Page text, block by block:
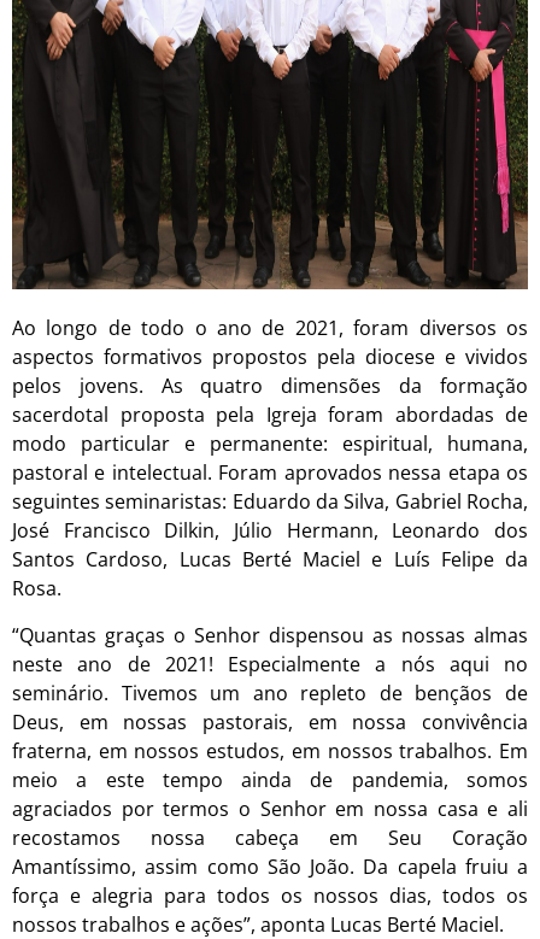
Ao longo de todo o ano de 2021, foram diversos os
aspectos formativos propostos pela diocese e vividos
pelos jovens. As quatro dimensões da formação
sacerdotal proposta pela Igreja foram abordadas de
modo particular e permanente: espiritual, humana,
pastoral e intelectual. Foram aprovados nessa etapa os
seguintes seminaristas: Eduardo da Silva, Gabriel Rocha,
José Francisco Dilkin, Júlio Hermann, Leonardo dos
Santos Cardoso, Lucas Berté Maciel e Luís Felipe da
Rosa.
“Quantas graças o Senhor dispensou as nossas almas
neste ano de 2021! Especialmente a nós aqui no
seminário. Tivemos um ano repleto de bençãos de
Deus, em nossas pastorais, em nossa convivência
fraterna, em nossos estudos, em nossos trabalhos. Em
meio a este tempo ainda de pandemia, somos
agraciados por termos o Senhor em nossa casa e ali
recostamos nossa cabeça em Seu Coração
Amantíssimo, assim como São João. Da capela fruiu a
força e alegria para todos os nossos dias, todos os
nossos trabalhos e ações”, aponta Lucas Berté Maciel.